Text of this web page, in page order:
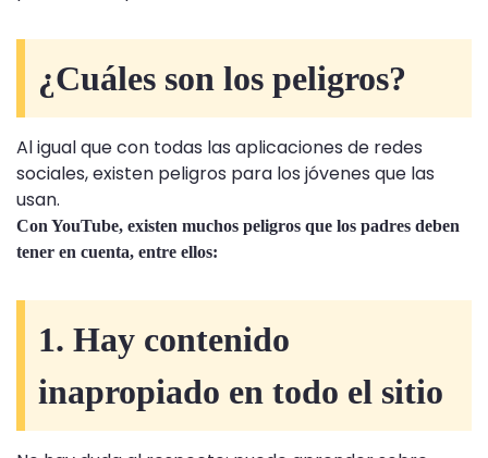
¿Cuáles son los peligros?
Al igual que con todas las aplicaciones de redes
sociales, existen peligros para los jóvenes que las
usan.
Con YouTube, existen muchos peligros que los padres deben
tener en cuenta, entre ellos:
1. Hay contenido
inapropiado en todo el sitio